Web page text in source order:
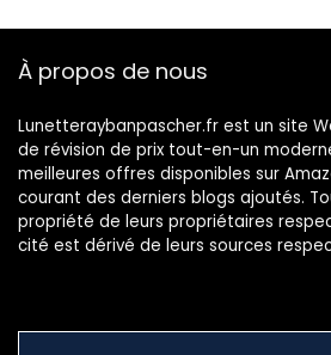
À propos de nous
Lunetteraybanpascher.fr est un site
de révision de prix tout-en-un
meilleures offres disponibles sur
courant des derniers blogs ajoutés.
propriété de leurs propriétaires
cité est dérivé de leurs sources